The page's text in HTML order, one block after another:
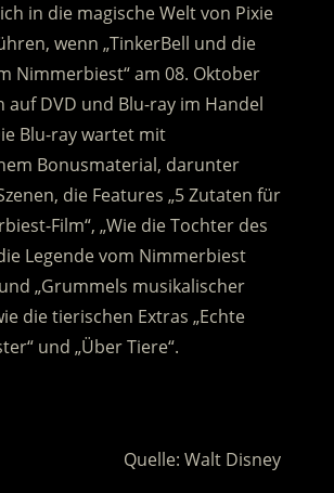
in die magische Welt von Pixie
wenn „TinkerBell und die
Nimmerbiest“ am 08. Oktober
auf DVD und Blu-ray im Handel
Blu-ray wartet mit
Bonusmaterial, darunter
die Features „5 Zutaten für
Film“, „Wie die Tochter des
Legende vom Nimmerbiest
„Grummels musikalischer
die tierischen Extras „Echte
und „Über Tiere“.
Quelle: Walt Disney